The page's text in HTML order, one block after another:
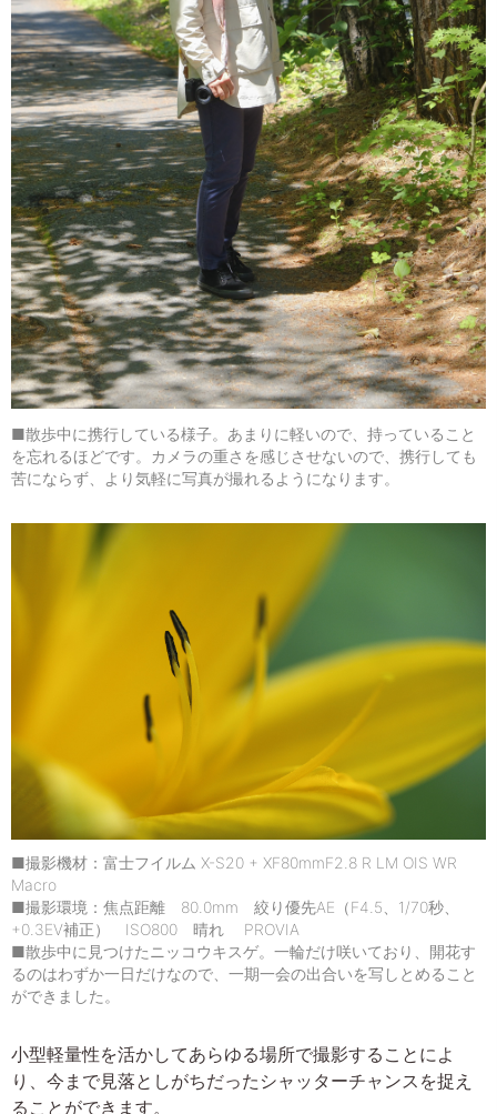
■散歩中に携行している様子。あまりに軽いので、持っていること
を忘れるほどです。カメラの重さを感じさせないので、携行しても
苦にならず、より気軽に写真が撮れるようになります。
■撮影機材：富士フイルム X-S20 + XF80mmF2.8 R LM OIS WR
Macro
■撮影環境：焦点距離 80.0mm 絞り優先AE（F4.5、1/70秒、
+0.3EV補正） ISO800 晴れ PROVIA
■散歩中に見つけたニッコウキスゲ。一輪だけ咲いており、開花す
るのはわずか一日だけなので、一期一会の出合いを写しとめること
ができました。
小型軽量性を活かしてあらゆる場所で撮影することによ
り、今まで見落としがちだったシャッターチャンスを捉え
ることができます。